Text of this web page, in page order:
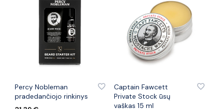
Percy Nobleman
pradedančiojo rinkinys
Captain Fawcett
Private Stock ūsų
vaškas 15 ml